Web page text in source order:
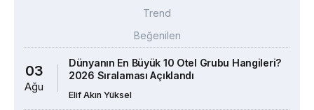
Trend
Beğenilen
03
Ağu
Dünyanın En Büyük 10 Otel Grubu Hangileri?
2026 Sıralaması Açıklandı
Elif Akın Yüksel